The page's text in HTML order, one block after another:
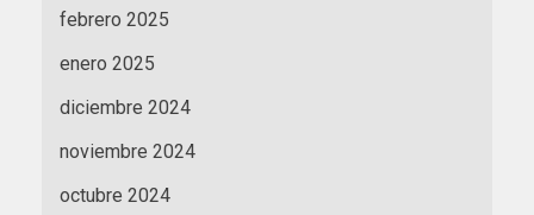
febrero 2025
enero 2025
diciembre 2024
noviembre 2024
octubre 2024